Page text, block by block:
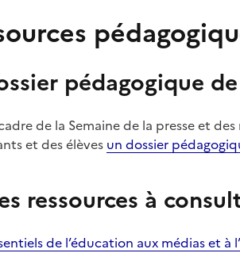
pédagogique
de la Semaine de la presse et
et des élèves un dossier
ressources à
de l’éducation aux médias et